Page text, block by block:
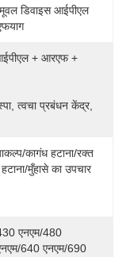
डिवाइस आईपीएल
+ आरएफ +
त्वचा प्रबंधन केंद्र,
कागंध हटाना/रक्त
मुँहासे का उपचार
एनएम/480
640 एनएम/690